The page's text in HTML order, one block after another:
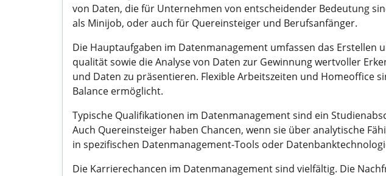
von Daten, die für Unternehmen von entscheidender Bedeutung
als Minijob, oder auch für Quereinsteiger und Berufsanfänger.
Die Hauptaufgaben im Datenmanagement umfassen das
qualität sowie die Analyse von Daten zur Gewinnung wertvoller
und Daten zu präsentieren. Flexible Arbeitszeiten und Homeoffice
Balance ermöglicht.
Typische Qualifikationen im Datenmanagement sind ein
Auch Quereinsteiger haben Chancen, wenn sie über analytische
in spezifischen Datenmanagement-Tools oder
Die Karrierechancen im Datenmanagement sind vielfältig. Die